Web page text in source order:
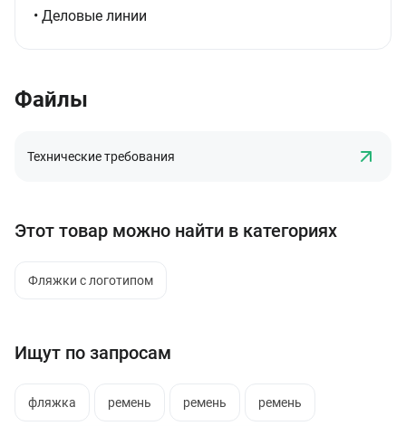
• Деловые линии
Файлы
Технические требования
Этот товар можно найти в категориях
Фляжки с логотипом
Ищут по запросам
фляжка ремень ремень ремень